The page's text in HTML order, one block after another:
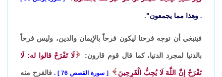
. وهذا مما يجمعون".
فينبغي أن نوجه فرحنا ليكون فرحاً بالإيمان والدين، وليس فرحاً
بالدنيا لمجرد الدنيا، كما قال قوم قارون: لَا تَفْرَحْ قالوا له: لَا
تَفْرَحْ إِنَّ اللَّهَ لَا يُحِبُّ الْفَرِحِينَ سورة القصص 76 .فالفرح منه